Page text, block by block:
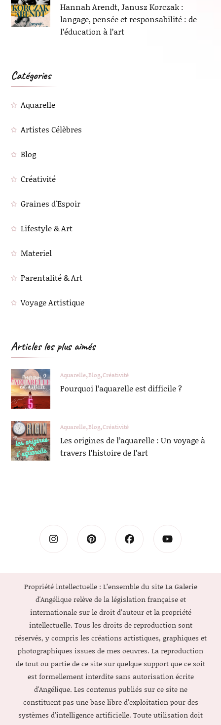
Hannah Arendt, Janusz Korczak :
langage, pensée et responsabilité : de
l’éducation à l’art
Catégories
Aquarelle
Artistes Célèbres
Blog
Créativité
Graines d'Espoir
Lifestyle & Art
Materiel
Parentalité & Art
Voyage Artistique
Articles les plus aimés
Aquarelle Blog Créativité
Pourquoi l’aquarelle est difficile ?
Aquarelle Blog Créativité
Les origines de l’aquarelle : Un voyage à
travers l’histoire de l’art
Propriété intellectuelle : L’ensemble du site La Galerie
d'Angélique relève de la législation française et
internationale sur le droit d’auteur et la propriété
intellectuelle. Tous les droits de reproduction sont
réservés, y compris les créations artistiques, graphiques et
photographiques issues de mes oeuvres. La reproduction
de tout ou partie de ce site sur quelque support que ce soit
est formellement interdite sans autorisation écrite
d'Angélique. Les contenus publiés sur ce site ne
constituent pas une base libre d’exploitation pour des
systèmes d’intelligence artificielle. Toute utilisation doit